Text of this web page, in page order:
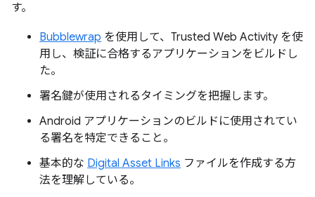
す。
Bubblewrap を使用して、Trusted Web Activity を使
用し、検証に合格するアプリケーションをビルドし
た。
署名鍵が使用されるタイミングを把握します。
Android アプリケーションのビルドに使用されてい
る署名を特定できること。
基本的な Digital Asset Links ファイルを作成する方
法を理解している。